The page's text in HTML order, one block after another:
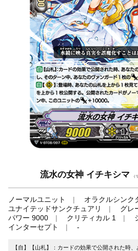
流水の女神 イチキシマ （
ノーマルユニット オラクルシンク
ユナイテッドサンクチュアリ
グレ
パワー 9000
クリティカル 1
インターセプト
-
【自】【山札】：カードの効果で公開された時